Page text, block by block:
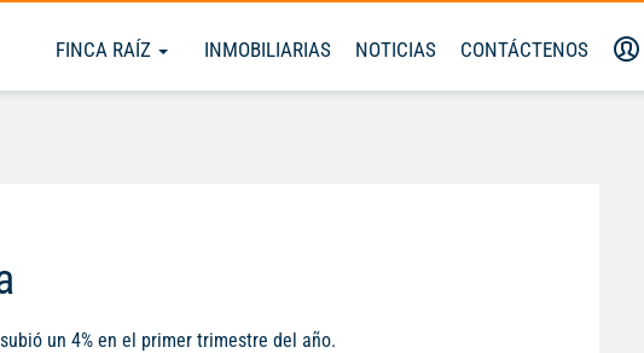
FINCA RAÍZ INMOBILIARIAS NOTICIAS CONTÁCTENOS
un 4% en el primer trimestre del año.